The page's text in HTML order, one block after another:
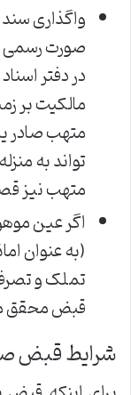
واگذاری
صورت رسمی
در دفتر
مالکیت بر
متهب صادر
تواند به
متهب نیز
اگر عین
(به عنوان
تملک و
قبض محقق می شود.
شرایط قبض